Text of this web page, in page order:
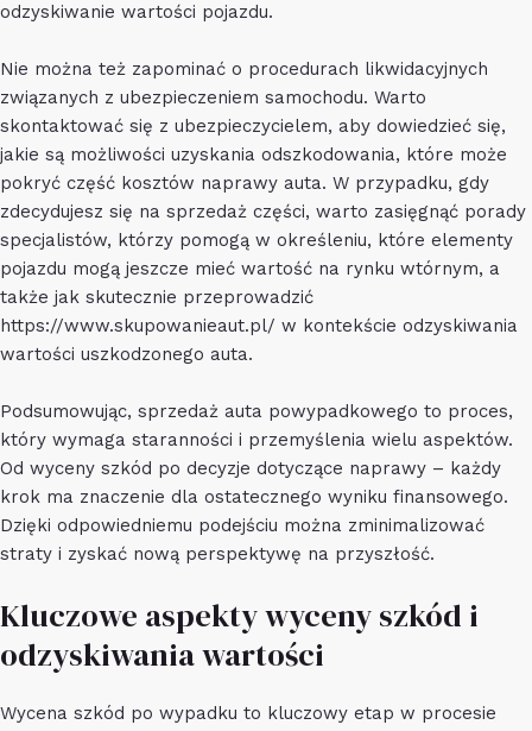
odzyskiwanie wartości pojazdu.
Nie można też zapominać o procedurach likwidacyjnych
związanych z ubezpieczeniem samochodu. Warto
skontaktować się z ubezpieczycielem, aby dowiedzieć się,
jakie są możliwości uzyskania odszkodowania, które może
pokryć część kosztów naprawy auta. W przypadku, gdy
zdecydujesz się na sprzedaż części, warto zasięgnąć porady
specjalistów, którzy pomogą w określeniu, które elementy
pojazdu mogą jeszcze mieć wartość na rynku wtórnym, a
także jak skutecznie przeprowadzić
https://www.skupowanieaut.pl/ w kontekście odzyskiwania
wartości uszkodzonego auta.
Podsumowując, sprzedaż auta powypadkowego to proces,
który wymaga staranności i przemyślenia wielu aspektów.
Od wyceny szkód po decyzje dotyczące naprawy – każdy
krok ma znaczenie dla ostatecznego wyniku finansowego.
Dzięki odpowiedniemu podejściu można zminimalizować
straty i zyskać nową perspektywę na przyszłość.
Kluczowe aspekty wyceny szkód i
odzyskiwania wartości
Wycena szkód po wypadku to kluczowy etap w procesie